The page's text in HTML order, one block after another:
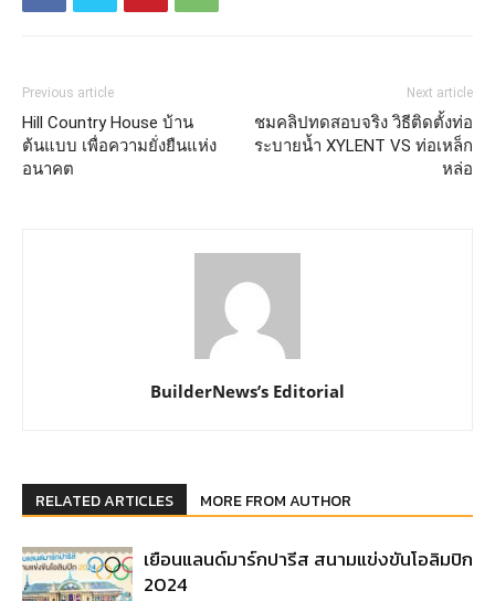
Previous article
Hill Country House บ้าน
ต้นแบบ เพื่อความยั่งยืนแห่ง
อนาคต
Next article
ชมคลิปทดสอบจริง วิธีติดตั้งท่อ
ระบายน้ำ XYLENT VS ท่อเหล็ก
หล่อ
BuilderNews’s Editorial
RELATED ARTICLES MORE FROM AUTHOR
เยือนแลนด์มาร์กปารีส สนามแข่งขันโอลิมปิก
2024